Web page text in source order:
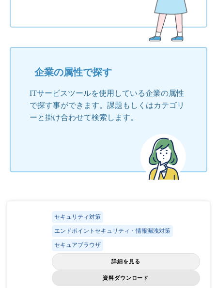
企業の属性で探す
ITサービスツールを使用している企業の属性
で探す事ができます。課題もしくはカテゴリ
ーと掛け合わせて検索します。
セキュリティ対策
エンドポイントセキュリティ・情報漏洩対策
セキュアブラウザ
詳細を見る
資料ダウンロード